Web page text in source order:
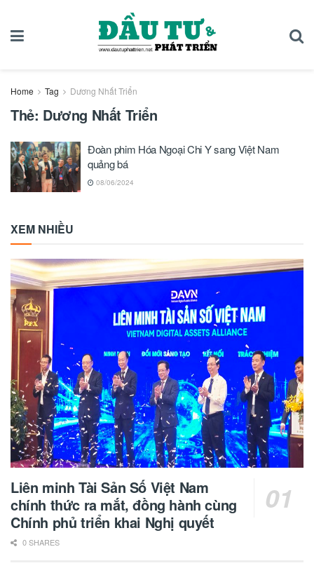
Home Tag Dương Nhất Triển
Thẻ: Dương Nhất Triển
Đoàn phim Hóa Ngoại Chi Y sang Việt Nam
quảng bá
08/06/2024
XEM NHIỀU
Liên minh Tài Sản Số Việt Nam
chính thức ra mắt, đồng hành cùng
Chính phủ triển khai Nghị quyết
0 SHARES